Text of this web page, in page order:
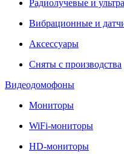
Радиолучевые и
Вибрационные и
Аксессуары
Сняты с производства
Видеодомофоны
Мониторы
WiFi-мониторы
HD-мониторы